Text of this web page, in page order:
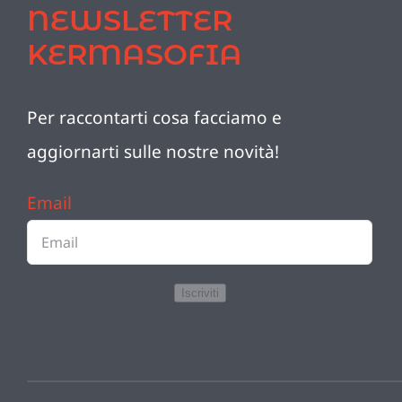
NEWSLETTER
KERMASOFIA
Per raccontarti cosa facciamo e
aggiornarti sulle nostre novità!
Email
Iscriviti